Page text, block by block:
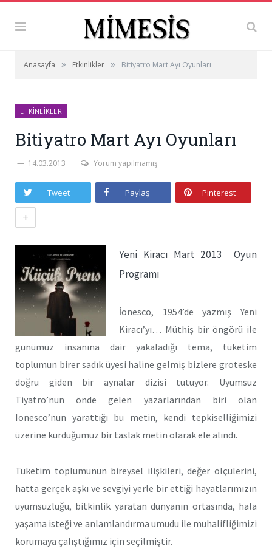
Anasayfa » Etkinlikler » Bitiyatro Mart Ayı Oyunları
ETKINLIKLER
Bitiyatro Mart Ayı Oyunları
14.03.2013 Yorum yapılmamış
Tweet Paylaş Pinterest
+
Yeni Kiracı Mart 2013 Oyun
Programı
İonesco, 1954’de yazmış Yeni
Kiracı’yı… Müthiş bir öngörü ile
günümüz insanına dair yakaladığı tema, tüketim
toplumun birer sadık üyesi haline gelmiş bizlere groteske
doğru giden bir aynalar dizisi tutuyor. Uyumsuz
Tiyatro’nun önde gelen yazarlarından biri olan
Ionesco’nun yarattığı bu metin, kendi tepkiselliğimizi
üzerine kurduğumuz bir taslak metin olarak ele alındı.
Tüketim toplumunun bireysel ilişkileri, değer ölçülerini,
hatta gerçek aşkı ve sevgiyi yerle bir ettiği hayatlarımızın
uyumsuzluğu, bitkinlik yaratan dünyanın ortasında, hala
yaşama isteği ve anlamlandırma umudu ile muhalifliğimizi
korumaya çalıştığımız için seçilmiştir.